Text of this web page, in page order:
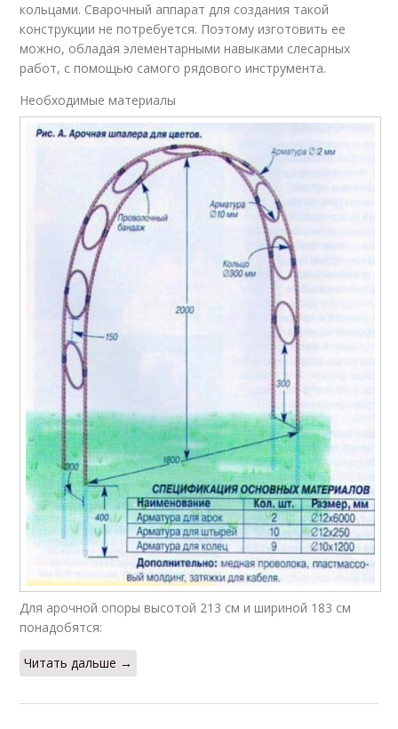
кольцами. Сварочный аппарат для создания такой
конструкции не потребуется. Поэтому изготовить ее
можно, обладая элементарными навыками слесарных
работ, с помощью самого рядового инструмента.
Необходимые материалы
Для арочной опоры высотой 213 см и шириной 183 см
понадобятся:
Читать дальше →